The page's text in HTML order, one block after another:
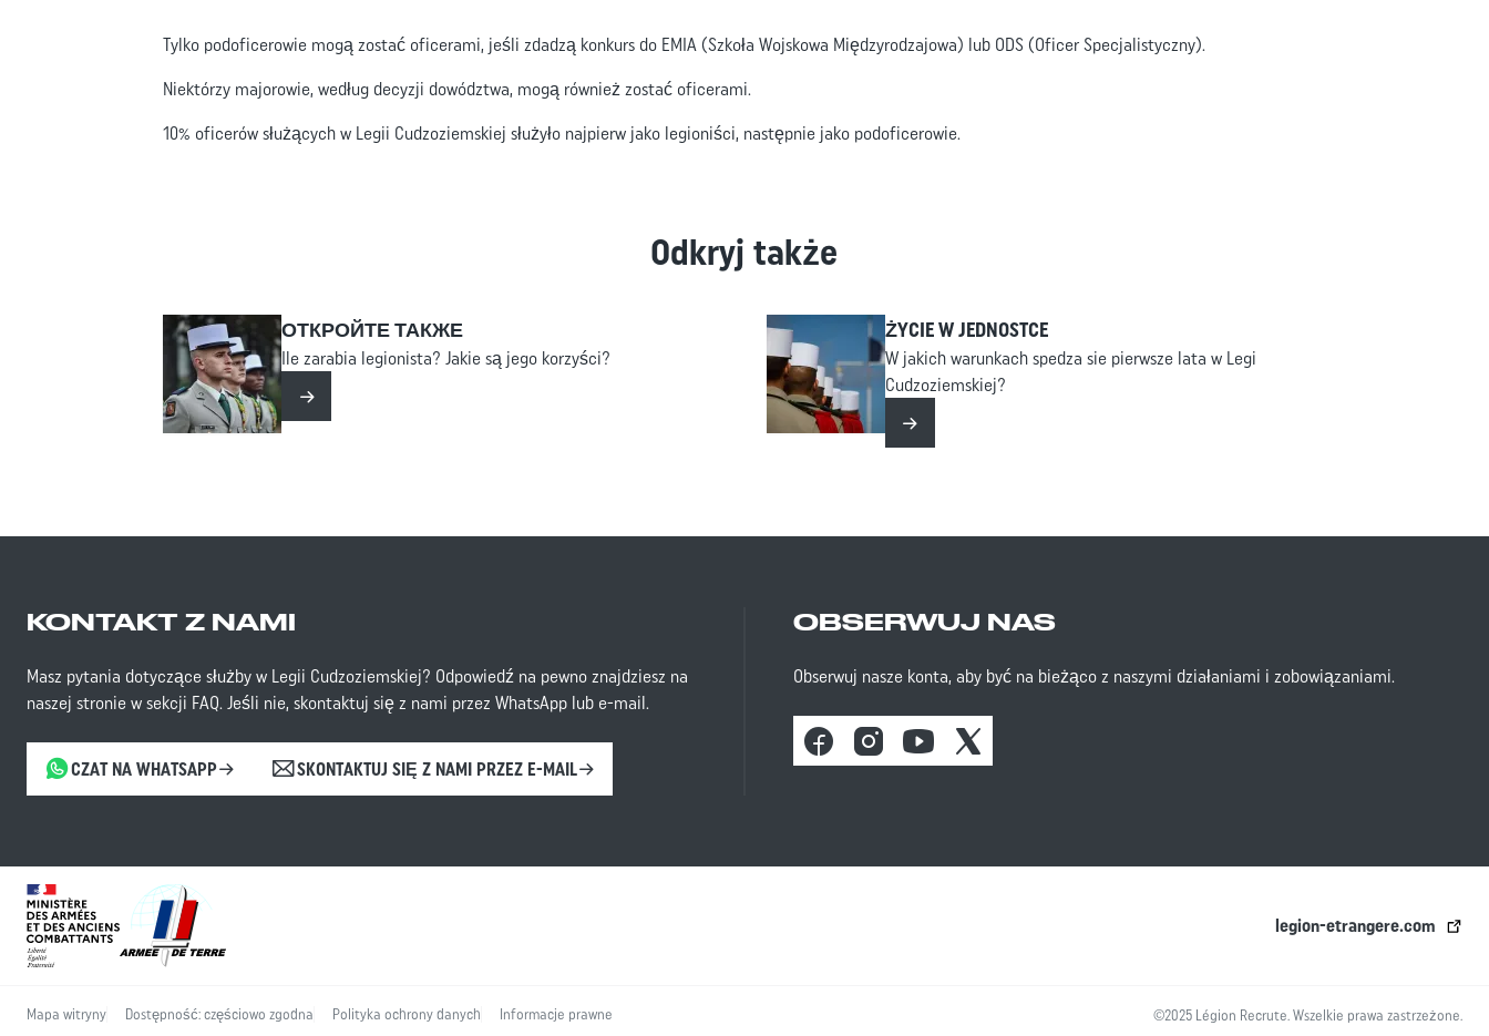
Tylko podoficerowie mogą zostać oficerami, jeśli zdadzą konkurs do EMIA (Szkoła Wojskowa Międzyrodzajowa) lub ODS (Oficer Specjalistyczny).
Niektórzy majorowie, według decyzji dowództwa, mogą również zostać oficerami.
10% oficerów służących w Legii Cudzoziemskiej służyło najpierw jako legioniści, następnie jako podoficerowie.
Odkryj także
ОТКРОЙТЕ ТАКЖЕ
Ile zarabia legionista? Jakie są jego korzyści?
Czytaj więcej
ŻYCIE W JEDNOSTCE
W jakich warunkach spedza sie pierwsze lata w Legi
Cudzoziemskiej?
Czytaj więcej
KONTAKT Z NAMI
Masz pytania dotyczące służby w Legii Cudzoziemskiej? Odpowiedź na pewno znajdziesz na
naszej stronie w sekcji FAQ. Jeśli nie, skontaktuj się z nami przez WhatsApp lub e-mail.
CZAT NA WHATSAPP SKONTAKTUJ SIĘ Z NAMI PRZEZ E-MAIL
OBSERWUJ NAS
Obserwuj nasze konta, aby być na bieżąco z naszymi działaniami i zobowiązaniami.
FacebookInstagramYoutube
X
legion-etrangere.com
Mapa witryny Dostępność: częściowo zgodna Polityka ochrony danych Informacje prawne ©2025 Légion Recrute. Wszelkie prawa zastrzeżone.